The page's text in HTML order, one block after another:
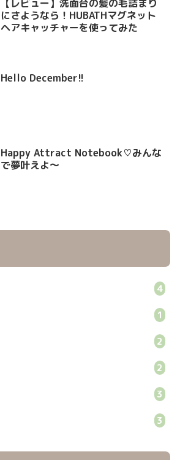
【レビュー】洗面台の髪の毛詰まり
にさようなら！HUBATHマグネット
ヘアキャッチャーを使ってみた
Hello December!!
Happy Attract Notebook♡みんな
で夢叶えよ〜
4
1
2
2
3
3